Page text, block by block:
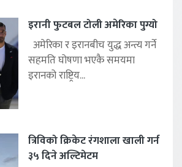
इरानी फुटबल टोली अमेरिका पुग्यो
अमेरिका र इरानबीच युद्ध अन्त्य गर्ने
सहमति घोषणा भएकै समयमा
इरानको राष्ट्रिय...
त्रिविको क्रिकेट रंगशाला खाली गर्न
३५ दिने अल्टिमेटम